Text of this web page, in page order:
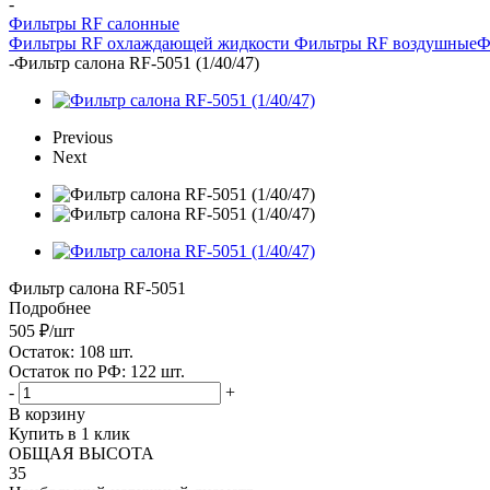
Фильтры RF салонные
Фильтры RF охлаждающей жидкости Фильтры RF воздушные
-Фильтр салона RF-5051 (1/40/47)
Previous
Next
Фильтр салона RF-5051
Подробнее
505 ₽/шт
Остаток: 108 шт.
Остаток по РФ: 122 шт.
-
+
В корзину
Купить в 1 клик
ОБЩАЯ ВЫСОТА
35